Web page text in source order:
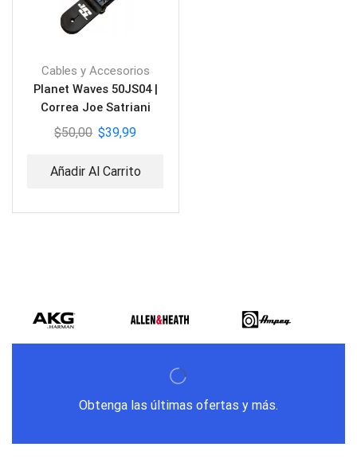
Cables y Accesorios
Planet Waves 50JS04 |
Correa Joe Satriani
Woven Snakes Mozaic
$50,00 $39,99
Añadir Al Carrito
Obtenga las últimas ofertas y más.